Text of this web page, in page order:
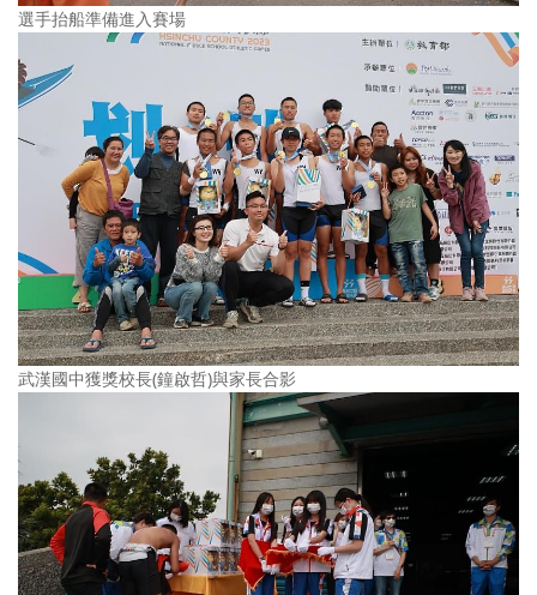
選手抬船準備進入賽場
武漢國中獲獎校長(鐘啟哲)與家長合影